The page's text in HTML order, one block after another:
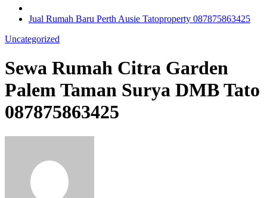
Jual Rumah Baru Perth Ausie Tatoproperty 087875863425
Uncategorized
Sewa Rumah Citra Garden
Palem Taman Surya DMB Tato
087875863425